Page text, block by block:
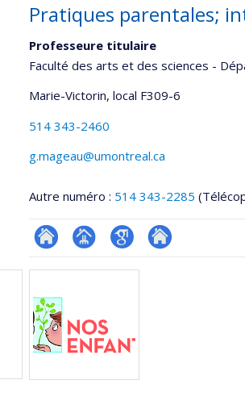
Pratiques parentales;
Professeure titulaire
Faculté des arts et des sciences -
Marie-Victorin, local F309-6
514 343-2460
g.mageau@umontreal.ca
Autre numéro : 514 343-2285
ResearchGate
Page GoogleAutre